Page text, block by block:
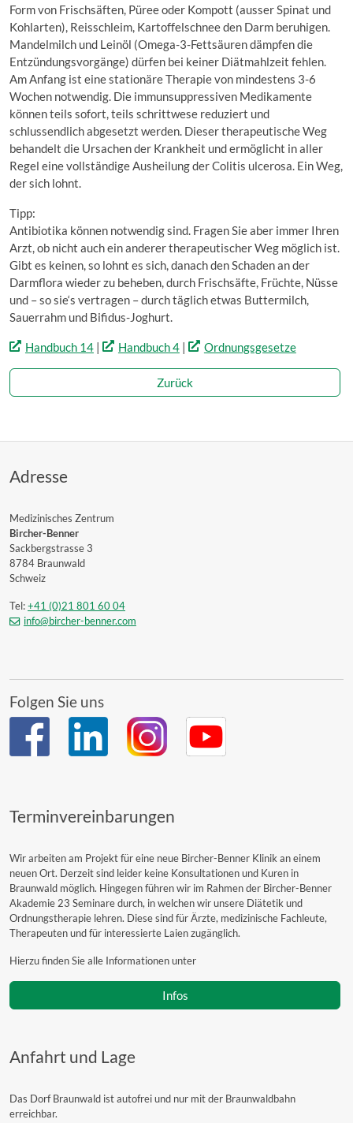
Form von Frischsäften, Püree oder Kompott (ausser Spinat und
Kohlarten), Reisschleim, Kartoffelschnee den Darm beruhigen.
Mandelmilch und Leinöl (Omega-3-Fettsäuren dämpfen die
Entzündungsvorgänge) dürfen bei keiner Diätmahlzeit fehlen.
Am Anfang ist eine stationäre Therapie von mindestens 3-6
Wochen notwendig. Die immunsuppressiven Medikamente
können teils sofort, teils schrittwese reduziert und
schlussendlich abgesetzt werden. Dieser therapeutische Weg
behandelt die Ursachen der Krankheit und ermöglicht in aller
Regel eine vollständige Ausheilung der Colitis ulcerosa. Ein Weg,
der sich lohnt.
Tipp:
Antibiotika können notwendig sind. Fragen Sie aber immer Ihren
Arzt, ob nicht auch ein anderer therapeutischer Weg möglich ist.
Gibt es keinen, so lohnt es sich, danach den Schaden an der
Darmflora wieder zu beheben, durch Frischsäfte, Früchte, Nüsse
und – so sie‘s vertragen – durch täglich etwas Buttermilch,
Sauerrahm und Bifidus-Joghurt.
Handbuch 14| Handbuch 4| Ordnungsgesetze
Zurück
Adresse
Medizinisches Zentrum
Bircher-Benner
Sackbergstrasse 3
8784 Braunwald
Schweiz
Tel:+41 (0)21 801 60 04
info@bircher-benner.com
Folgen Sie uns
Terminvereinbarungen
Wir arbeiten am Projekt für eine neue Bircher-Benner Klinik an einem
neuen Ort. Derzeit sind leider keine Konsultationen und Kuren in
Braunwald möglich. Hingegen führen wir im Rahmen der Bircher-Benner
Akademie 23 Seminare durch, in welchen wir unsere Diätetik und
Ordnungstherapie lehren. Diese sind für Ärzte, medizinische Fachleute,
Therapeuten und für interessierte Laien zugänglich.
Hierzu finden Sie alle Informationen unter
Infos
Anfahrt und Lage
Das Dorf Braunwald ist autofrei und nur mit der Braunwaldbahn
erreichbar.